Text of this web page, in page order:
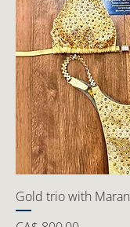
Gold trio with